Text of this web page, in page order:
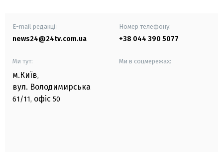
E-mail редакції
news24@24tv.com.ua
Номер телефону:
+38 044 390 5077
Ми тут:
м.Київ,
вул. Володимирська
61/11, офіс 50
Ми в соцмережах: